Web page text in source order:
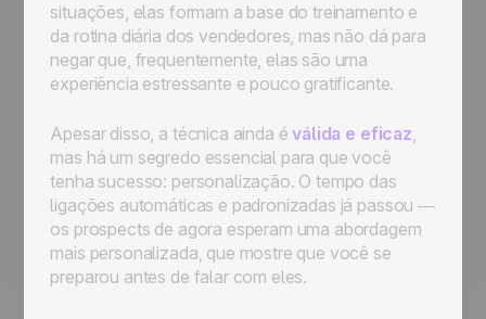
situações, elas formam a base do treinamento e
da rotina diária dos vendedores, mas não dá para
negar que, frequentemente, elas são uma
experiência estressante e pouco gratificante.
Apesar disso, a técnica ainda éválida e eficaz,
mas há um segredo essencial para que você
tenha sucesso: personalização. O tempo das
ligações automáticas e padronizadas já passou —
os prospects de agora esperam uma abordagem
mais personalizada, que mostre que você se
preparou antes de falar com eles.